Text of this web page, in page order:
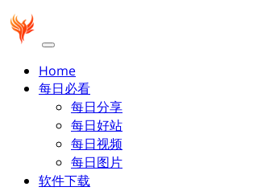
Home
每日必看
每日分享
每日好站
每日视频
每日图片
软件下载